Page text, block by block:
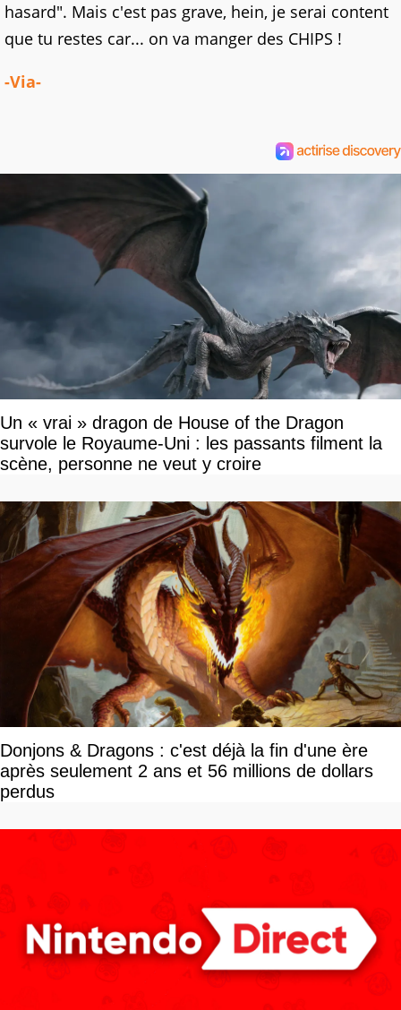
hasard". Mais c'est pas grave, hein, je serai content
que tu restes car... on va manger des CHIPS !
-Via-
Un « vrai » dragon de House of the Dragon
survole le Royaume-Uni : les passants filment la
scène, personne ne veut y croire
Donjons & Dragons : c'est déjà la fin d'une ère
après seulement 2 ans et 56 millions de dollars
perdus